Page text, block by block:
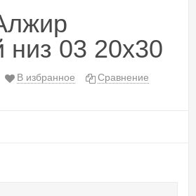
03 20x30
В избранное Сравнение